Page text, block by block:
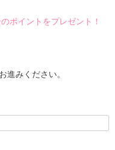
ポイントをプレゼント！
進みください。